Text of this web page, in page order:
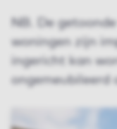
NB. De
woningen zijn
ingericht kan
ongemeubileerd